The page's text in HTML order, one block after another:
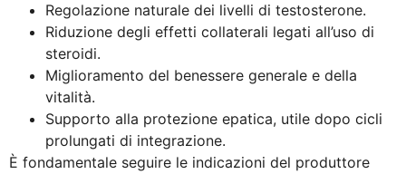
Regolazione naturale dei livelli di testosterone.
Riduzione degli effetti collaterali legati all’uso di
steroidi.
Miglioramento del benessere generale e della
vitalità.
Supporto alla protezione epatica, utile dopo cicli
prolungati di integrazione.
È fondamentale seguire le indicazioni del produttore